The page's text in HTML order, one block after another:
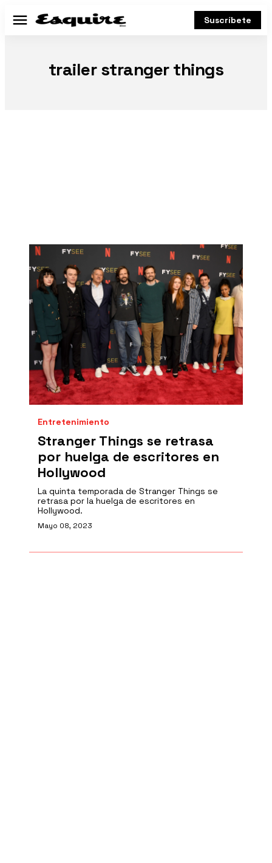
Menú Suscríbete
trailer stranger things
Entretenimiento
Stranger Things se retrasa
por huelga de escritores en
Hollywood
La quinta temporada de Stranger Things se
retrasa por la huelga de escritores en
Hollywood.
Mayo 08, 2023